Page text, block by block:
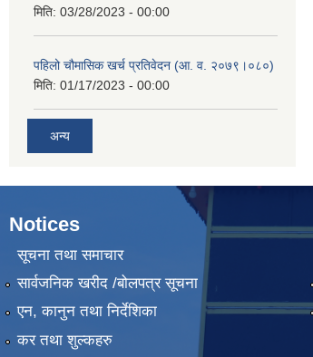
मिति: 03/28/2023 - 00:00
पहिलो चौमासिक खर्च प्रतिवेदन (आ. व. २०७९।०८०)
मिति: 01/17/2023 - 00:00
अन्य
Notices
सूचना तथा समाचार
सार्वजनिक खरीद /बोलपत्र सूचना
एन, कानुन तथा निर्देशिका
कर तथा शुल्कहरु